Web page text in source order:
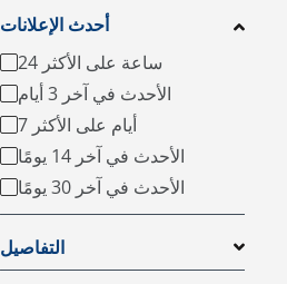
أحدث الإعلانات
24 ساعة على الأكثر
الأحدث في آخر 3 أيام
7 أيام على الأكثر
الأحدث في آخر 14 يومًا
الأحدث في آخر 30 يومًا
التفاصيل